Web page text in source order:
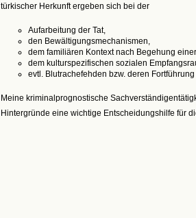
türkischer Herkunft ergeben sich bei der
Aufarbeitung der Tat,
den Bewältigungsmechanismen,
dem familiären Kontext nach Begehung
dem kulturspezifischen sozialen
evtl. Blutrachefehden bzw. deren
Meine kriminalprognostische
Hintergründe eine wichtige Entscheidungshilfe für